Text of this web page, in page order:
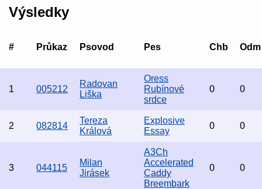
Výsledky
# Průkaz Psovod Pes Chb Odm
1 005212
Radovan
Liška
Oress
Rubínové
srdce
0 0
2 082814
Tereza
Králová
Explosive
Essay
0 0
3 044115
Milan
Jirásek
A3Ch
Accelerated
Caddy
Breembark
0 0